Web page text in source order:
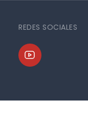
REDES SOCIALES